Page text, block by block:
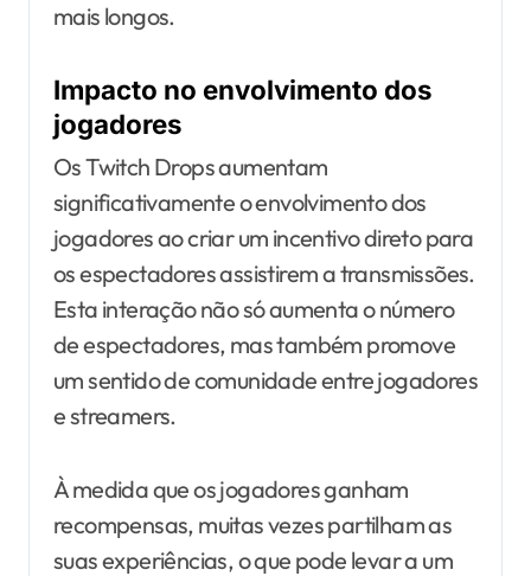
mais longos.
Impacto no envolvimento dos
jogadores
Os Twitch Drops aumentam
significativamente o envolvimento dos
jogadores ao criar um incentivo direto para
os espectadores assistirem a transmissões.
Esta interação não só aumenta o número
de espectadores, mas também promove
um sentido de comunidade entre jogadores
e streamers.
À medida que os jogadores ganham
recompensas, muitas vezes partilham as
suas experiências, o que pode levar a um